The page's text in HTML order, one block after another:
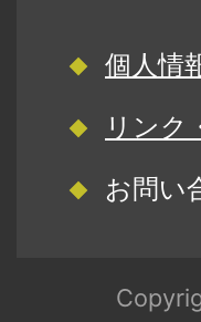
個人情
リンク
お問い